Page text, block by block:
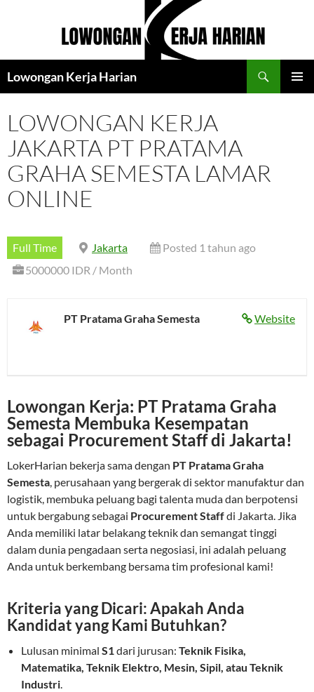
Lowongan Kerja Harian
LOWONGAN KERJA
JAKARTA PT PRATAMA
GRAHA SEMESTA LAMAR
ONLINE
Full Time Jakarta
Posted 1 tahun ago
5000000 IDR / Month
Website
PT Pratama Graha Semesta
Lowongan Kerja: PT Pratama Graha
Semesta Membuka Kesempatan
sebagai Procurement Staff di Jakarta!
LokerHarian bekerja sama dengan PT Pratama Graha
Semesta, perusahaan yang bergerak di sektor manufaktur dan
logistik, membuka peluang bagi talenta muda dan berpotensi
untuk bergabung sebagai Procurement Staffdi Jakarta. Jika
Anda memiliki latar belakang teknik dan semangat tinggi
dalam dunia pengadaan serta negosiasi, ini adalah peluang
Anda untuk berkembang bersama tim profesional kami!
Kriteria yang Dicari: Apakah Anda
Kandidat yang Kami Butuhkan?
Lulusan minimal S1dari jurusan: Teknik Fisika,
Matematika, Teknik Elektro, Mesin, Sipil, atau Teknik
Industri.